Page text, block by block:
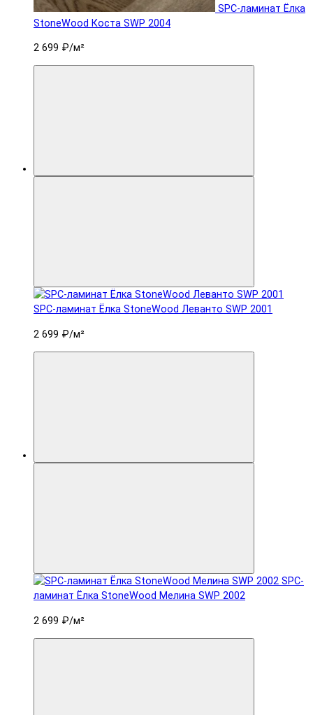
SPC-ламинат Ëлка
StoneWood Коста SWP 2004
2 699 ₽/м²
SPC-ламинат Ëлка StoneWood Леванто SWP 2001
2 699 ₽/м²
SPC-
ламинат Ëлка StoneWood Мелина SWP 2002
2 699 ₽/м²